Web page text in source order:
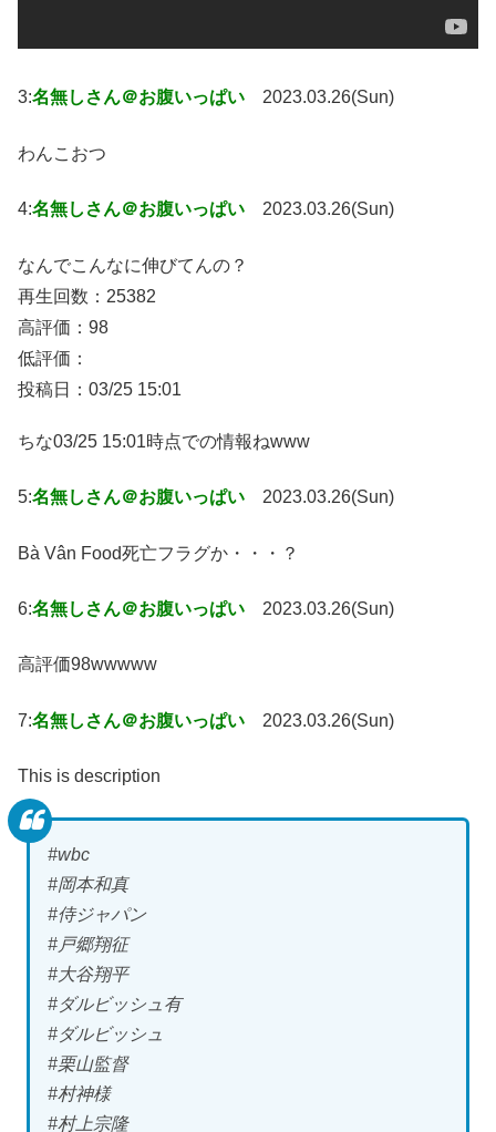
3:名無しさん＠お腹いっぱい 2023.03.26(Sun)
わんこおつ
4:名無しさん＠お腹いっぱい 2023.03.26(Sun)
なんでこんなに伸びてんの？
再生回数：25382
高評価：98
低評価：
投稿日：03/25 15:01
ちな03/25 15:01時点での情報ねwww
5:名無しさん＠お腹いっぱい 2023.03.26(Sun)
Bà Vân Food死亡フラグか・・・？
6:名無しさん＠お腹いっぱい 2023.03.26(Sun)
高評価98wwwww
7:名無しさん＠お腹いっぱい 2023.03.26(Sun)
This is description
#wbc
#岡本和真
#侍ジャパン
#戸郷翔征
#大谷翔平
#ダルビッシュ有
#ダルビッシュ
#栗山監督
#村神様
#村上宗隆